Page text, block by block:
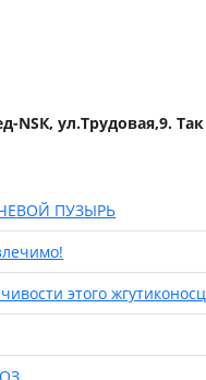
NSК, ул.Трудовая,9.
ПУЗЫРЬ
этого